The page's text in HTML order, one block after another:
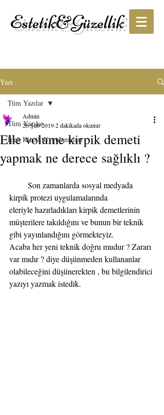
Estetik&Güzellik
Yazı
Tüm Yazılar
İpek Kirpik Uygulamaları
Tüm Yazılar
Elle volume kirpik demeti
yapmak ne derece sağlıklı ?
Admin
26 Şub 20192 dakikada okunur
kirpik protezi uygulamalarında
eleriyle hazırladıkları kirpik demetlerinin
müşterilere takıldığını ve bunun bir teknik
gibi yayınlandığını görmekteyiz.
Acaba her yeni teknik doğru mudur ? Zararı
var mıdır ? diye düşünmeden kullananlar
olabileceğini düşünerekten , bu bilgilendirici
yazıyı yazmak istedik.